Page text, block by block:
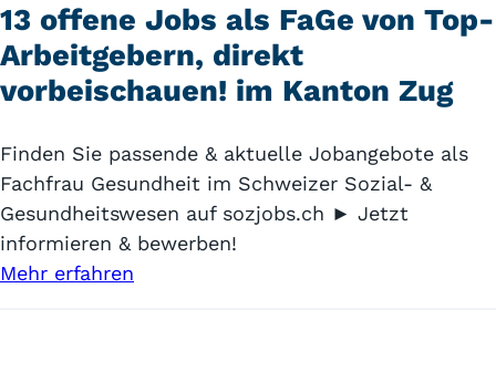
13 offene Jobs als FaGe von Top-
Arbeitgebern, direkt
vorbeischauen! im Kanton Zug
Finden Sie passende & aktuelle Jobangebote als
Fachfrau Gesundheit im Schweizer Sozial- &
Gesundheitswesen auf sozjobs.ch ► Jetzt
informieren & bewerben!
Mehr erfahren